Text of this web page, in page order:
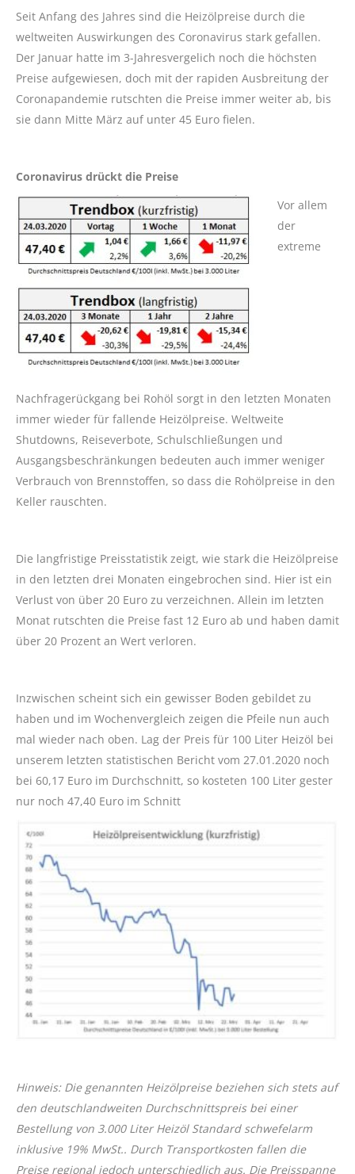
Seit Anfang des Jahres sind die Heizölpreise durch die
weltweiten Auswirkungen des Coronavirus stark gefallen.
Der Januar hatte im 3-Jahresvergelich noch die höchsten
Preise aufgewiesen, doch mit der rapiden Ausbreitung der
Coronapandemie rutschten die Preise immer weiter ab, bis
sie dann Mitte März auf unter 45 Euro fielen.
Coronavirus drückt die Preise
Vor allem
der
extreme
Nachfragerückgang bei Rohöl sorgt in den letzten Monaten
immer wieder für fallende Heizölpreise. Weltweite
Shutdowns, Reiseverbote, Schulschließungen und
Ausgangsbeschränkungen bedeuten auch immer weniger
Verbrauch von Brennstoffen, so dass die Rohölpreise in den
Keller rauschten.
Die langfristige Preisstatistik zeigt, wie stark die Heizölpreise
in den letzten drei Monaten eingebrochen sind. Hier ist ein
Verlust von über 20 Euro zu verzeichnen. Allein im letzten
Monat rutschten die Preise fast 12 Euro ab und haben damit
über 20 Prozent an Wert verloren.
Inzwischen scheint sich ein gewisser Boden gebildet zu
haben und im Wochenvergleich zeigen die Pfeile nun auch
mal wieder nach oben. Lag der Preis für 100 Liter Heizöl bei
unserem letzten statistischen Bericht vom 27.01.2020 noch
bei 60,17 Euro im Durchschnitt, so kosteten 100 Liter gester
nur noch 47,40 Euro im Schnitt
Hinweis: Die genannten Heizölpreise beziehen sich stets auf
den deutschlandweiten Durchschnittspreis bei einer
Bestellung von 3.000 Liter Heizöl Standard schwefelarm
inklusive 19% MwSt.. Durch Transportkosten fallen die
Preise regional jedoch unterschiedlich aus. Die Preisspanne